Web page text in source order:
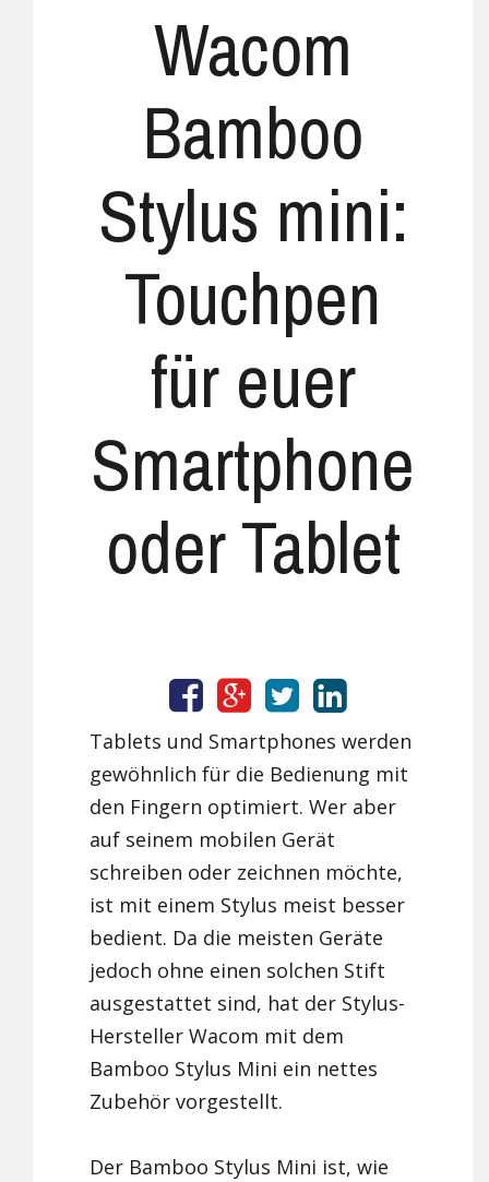
Wacom
Bamboo
Stylus mini:
Touchpen
für euer
Smartphone
oder Tablet
Tablets und Smartphones werden
gewöhnlich für die Bedienung mit
den Fingern optimiert. Wer aber
auf seinem mobilen Gerät
schreiben oder zeichnen möchte,
ist mit einem Stylus meist besser
bedient. Da die meisten Geräte
jedoch ohne einen solchen Stift
ausgestattet sind, hat der Stylus-
Hersteller Wacom mit dem
Bamboo Stylus Mini ein nettes
Zubehör vorgestellt.
Der Bamboo Stylus Mini ist, wie